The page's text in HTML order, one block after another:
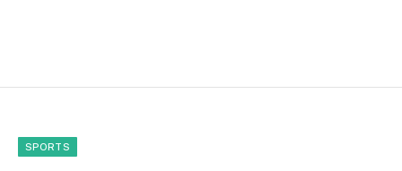
SPORTS